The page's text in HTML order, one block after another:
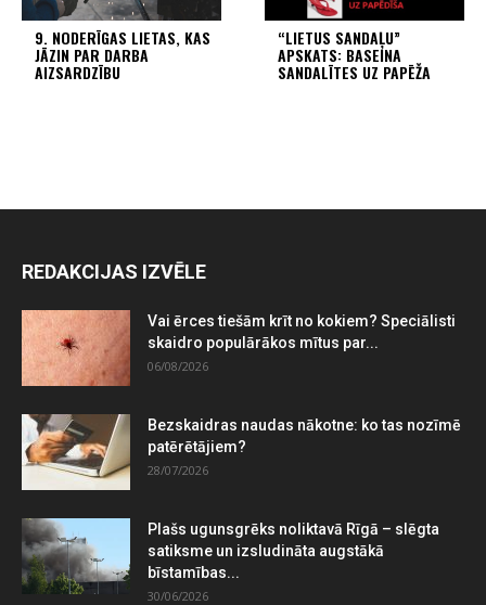
9. NODERĪGAS LIETAS, KAS
JĀZIN PAR DARBA
AIZSARDZĪBU
“LIETUS SANDAĻU”
APSKATS: BASEINA
SANDALĪTES UZ PAPĒŽA
REDAKCIJAS IZVĒLE
Vai ērces tiešām krīt no kokiem? Speciālisti
skaidro populārākos mītus par...
06/08/2026
Bezskaidras naudas nākotne: ko tas nozīmē
patērētājiem?
28/07/2026
Plašs ugunsgrēks noliktavā Rīgā – slēgta
satiksme un izsludināta augstākā
bīstamības...
30/06/2026